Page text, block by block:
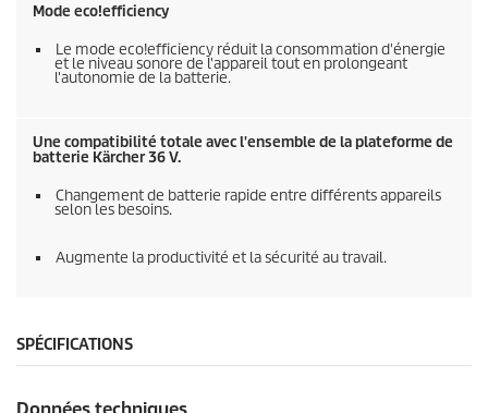
Mode eco!efficiency
Le mode eco!efficiency réduit la consommation d'énergie
et le niveau sonore de l'appareil tout en prolongeant
l'autonomie de la batterie.
Une compatibilité totale avec l'ensemble de la plateforme de
batterie Kärcher 36 V.
Changement de batterie rapide entre différents appareils
selon les besoins.
Augmente la productivité et la sécurité au travail.
SPÉCIFICATIONS